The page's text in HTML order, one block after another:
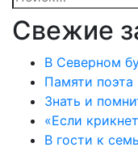
Свежие
В Северном
Памяти поэта
Знать и
«Если
В гости к